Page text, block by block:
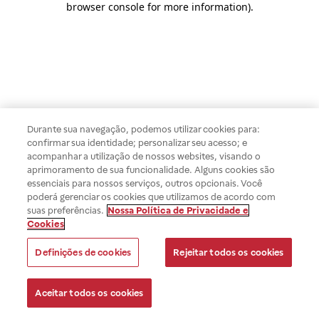
browser console for more information).
Durante sua navegação, podemos utilizar cookies para:
confirmar sua identidade; personalizar seu acesso; e
acompanhar a utilização de nossos websites, visando o
aprimoramento de sua funcionalidade. Alguns cookies são
essenciais para nossos serviços, outros opcionais. Você
poderá gerenciar os cookies que utilizamos de acordo com
suas preferências. Nossa Política de Privacidade e
Cookies
Definições de cookies Rejeitar todos os cookies
Aceitar todos os cookies